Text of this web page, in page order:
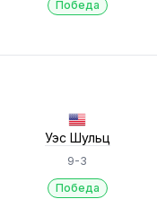
Победа
Уэс Шульц
9-3
Победа